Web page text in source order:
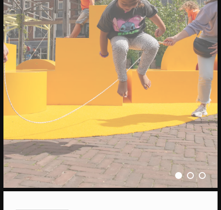
20/04/2023 CONFERENTIE
Sprekers: Onze stad, ons canvas
Over de sprekers van Onze stad, ons